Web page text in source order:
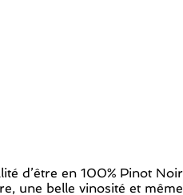
d’être en 100% Pinot
une belle vinosité et